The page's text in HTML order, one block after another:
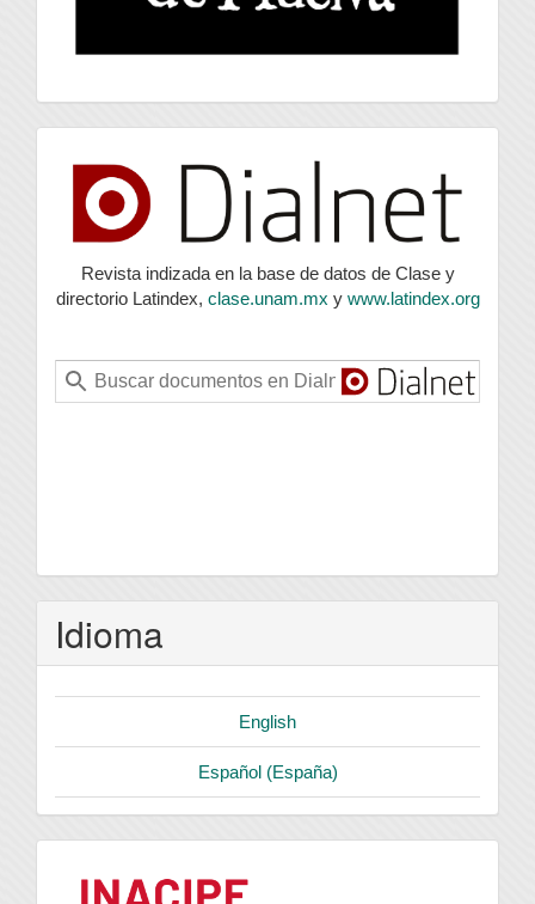
index
Revista indizada en la base de datos de Clase y
directorio Latindex, clase.unam.mx y www.latindex.org
Idioma
English
Español (España)
logo